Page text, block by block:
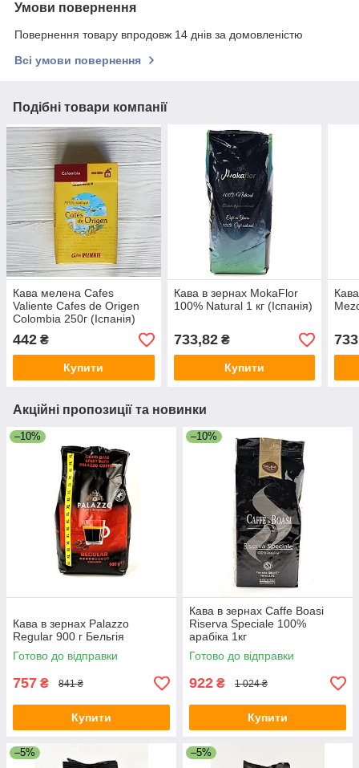
Умови повернення
Повернення товару впродовж 14 днів за домовленістю
Всі умови повернення
Подібні товари компанії
Кава мелена Cafes
Valiente Cafes de Origen
Colombia 250г (Іспанія)
442 ₴
Купити
Кава в зернах MokaFlor
100% Natural 1 кг (Іспанія)
733,82₴
Купити
Акційні пропозиції та новинки
–10%
Кава в зернах Palazzo
Regular 900 г Бельгія
Готово до відправки
757 ₴ 841 ₴
Купити
–10%
Кава в зернах Caffe Boasi
Riserva Speciale 100%
арабіка 1кг
Готово до відправки
922 ₴ 1 024 ₴
Купити
–5% –5%